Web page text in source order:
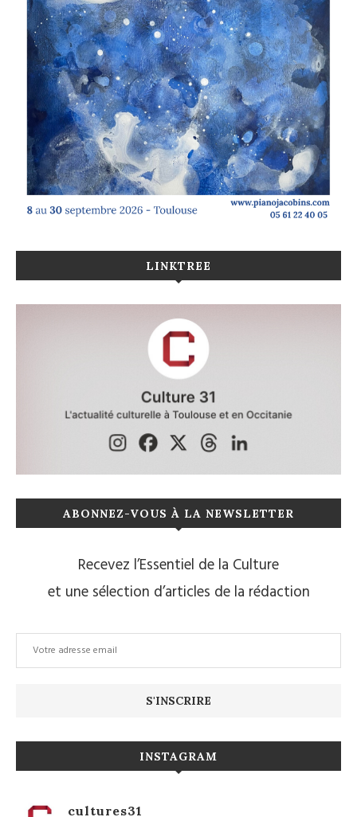
LINKTREE
ABONNEZ-VOUS À LA NEWSLETTER
Recevez l’Essentiel de la Culture
et une sélection d’articles de la rédaction
INSTAGRAM
cultures31